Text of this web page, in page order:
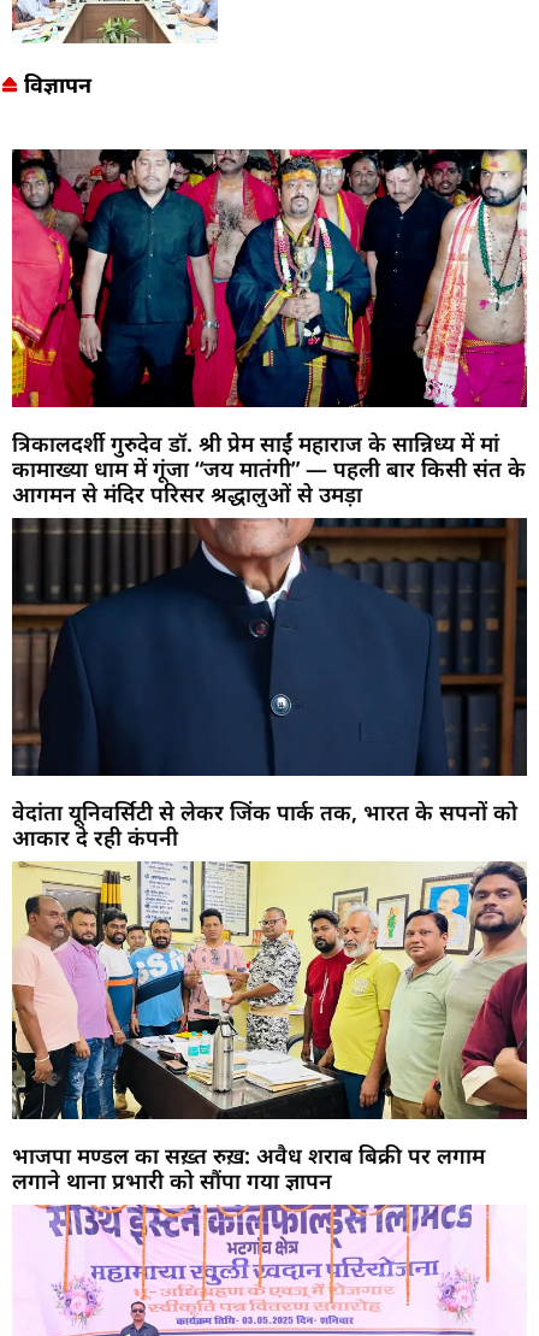
विज्ञापन
त्रिकालदर्शी गुरुदेव डॉ. श्री प्रेम साईं महाराज के सान्निध्य में मां
कामाख्या धाम में गूंजा “जय मातंगी” — पहली बार किसी संत के
आगमन से मंदिर परिसर श्रद्धालुओं से उमड़ा
वेदांता यूनिवर्सिटी से लेकर जिंक पार्क तक, भारत के सपनों को
आकार दे रही कंपनी
भाजपा मण्डल का सख़्त रुख़: अवैध शराब बिक्री पर लगाम
लगाने थाना प्रभारी को सौंपा गया ज्ञापन